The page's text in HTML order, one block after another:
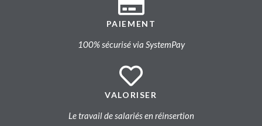
PAIEMENT
100% sécurisé via SystemPay
VALORISER
Le travail de salariés en réinsertion